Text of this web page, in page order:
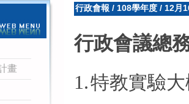
畫
行政會報 / 108學年度 / 12月
行政會議總
1.特教實驗